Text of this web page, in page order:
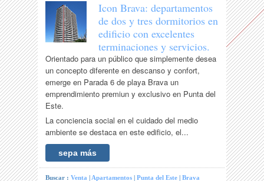
Icon Brava: departamentos
de dos y tres dormitorios en
edificio con excelentes
terminaciones y servicios.
Orientado para un público que simplemente desea
un concepto diferente en descanso y confort,
emerge en Parada 6 de playa Brava un
emprendimiento premiun y exclusivo en Punta del
Este.
La conciencia social en el cuidado del medio
ambiente se destaca en este edificio, el...
sepa más
Buscar :Venta |Apartamentos |Punta del Este |Brava